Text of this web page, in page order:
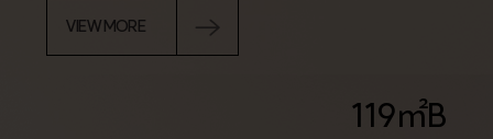
VIEW MORE
119㎡B